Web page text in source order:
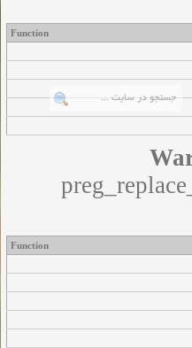
Function
Function